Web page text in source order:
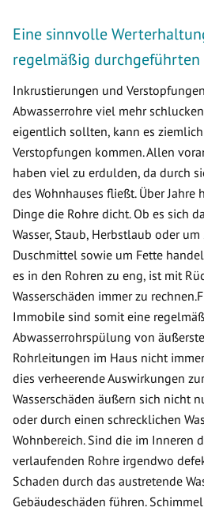
Eine sinnvolle
regelmäßig
Inkrustierungen und
Abwasserrohre viel mehr
eigentlich sollten, kann es
Verstopfungen kommen. Allen
haben viel zu erdulden, da durch
des Wohnhauses fließt. Über Jahre
Dinge die Rohre dicht. Ob es sich
Wasser, Staub, Herbstlaub oder
Duschmittel sowie um Fette
es in den Rohren zu eng, ist mit
Wasserschäden immer zu
Immobile sind somit eine
Abwasserrohrspülung von
Rohrleitungen im Haus nicht
dies verheerende Auswirkungen
Wasserschäden äußern sich nicht
oder durch einen schrecklichen
Wohnbereich. Sind die im Inneren
verlaufenden Rohre irgendwo
Schaden durch das austretende
Gebäudeschäden führen.